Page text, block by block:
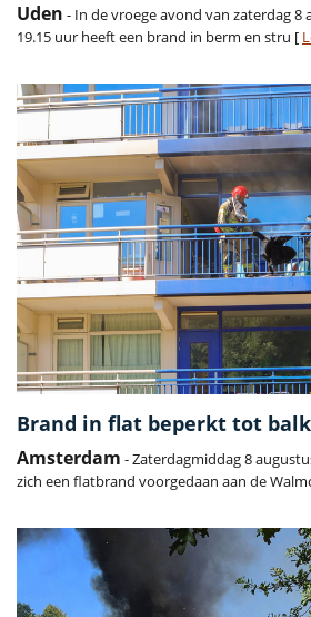
Uden - In de vroege avond van zaterdag 8
19.15 uur heeft een brand in berm en stru [
Brand in flat beperkt tot
Amsterdam - Zaterdagmiddag 8
zich een flatbrand voorgedaan aan de